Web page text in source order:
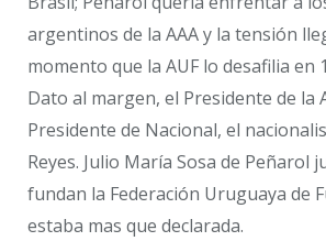
argentinos de la AAA y la tensión
momento que la AUF lo desafilia en
Dato al margen, el Presidente de la
Presidente de Nacional, el
Reyes. Julio María Sosa de Peñarol
fundan la Federación Uruguaya de
estaba mas que declarada.